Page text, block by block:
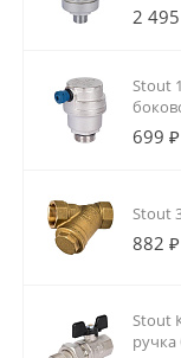
2
Stout
699 ₽
Stout
882 ₽
Stout